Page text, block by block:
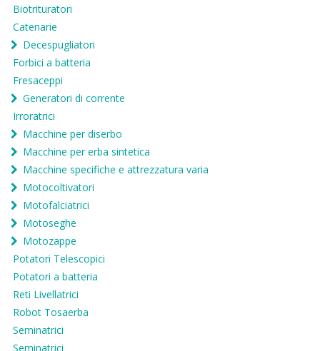
Biotrituratori
Catenarie
Decespugliatori
Forbici a batteria
Fresaceppi
Generatori di corrente
Irroratrici
Macchine per diserbo
Macchine per erba sintetica
Macchine specifiche e attrezzatura varia
Motocoltivatori
Motofalciatrici
Motoseghe
Motozappe
Potatori Telescopici
Potatori a batteria
Reti Livellatrici
Robot Tosaerba
Seminatrici
Seminatrici